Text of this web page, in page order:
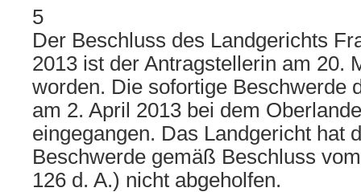
5
Der Beschluss des Landgerichts
2013 ist der Antragstellerin am 20.
worden. Die sofortige Beschwerde
am 2. April 2013 bei dem
eingegangen. Das Landgericht hat
Beschwerde gemäß Beschluss
126 d. A.) nicht abgeholfen.